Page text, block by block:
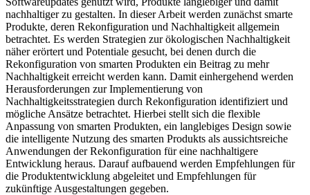
nachhaltiger zu gestalten. In dieser Arbeit werden zunächst smarte
Produkte, deren Rekonfiguration und Nachhaltigkeit allgemein
betrachtet. Es werden Strategien zur ökologischen Nachhaltigkeit
näher erörtert und Potentiale gesucht, bei denen durch die
Rekonfiguration von smarten Produkten ein Beitrag zu mehr
Nachhaltigkeit erreicht werden kann. Damit einhergehend werden
Herausforderungen zur Implementierung von
Nachhaltigkeitsstrategien durch Rekonfiguration identifiziert und
mögliche Ansätze betrachtet. Hierbei stellt sich die flexible
Anpassung von smarten Produkten, ein langlebiges Design sowie
die intelligente Nutzung des smarten Produkts als aussichtsreiche
Anwendungen der Rekonfiguration für eine nachhaltigere
Entwicklung heraus. Darauf aufbauend werden Empfehlungen für
die Produktentwicklung abgeleitet und Empfehlungen für
zukünftige Ausgestaltungen gegeben.